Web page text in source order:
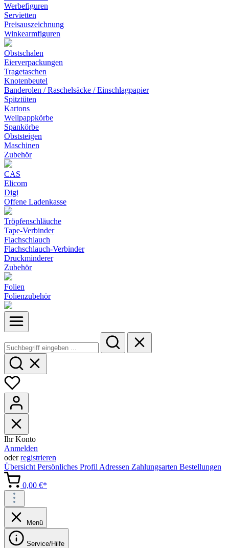
Werbefiguren
Servietten
Preisauszeichnung
Winkearmfiguren
Obstschalen
Eierverpackungen
Tragetaschen
Knotenbeutel
Banderolen / Raschelsäcke / Einschlagpapier
Spitztüten
Kartons
Wellpappkörbe
Spankörbe
Obststeigen
Maschinen
Zubehör
CAS
Elicom
Digi
Offene Ladenkasse
Tröpfenschläuche
Tape-Verbinder
Flachschlauch
Flachschlauch-Verbinder
Druckminderer
Zubehör
Folien
Folienzubehör
Ihr Konto
Anmelden
oderregistrieren
Übersicht Persönliches Profil Adressen Zahlungsarten Bestellungen
0,00 €*
Menü
Service/Hilfe